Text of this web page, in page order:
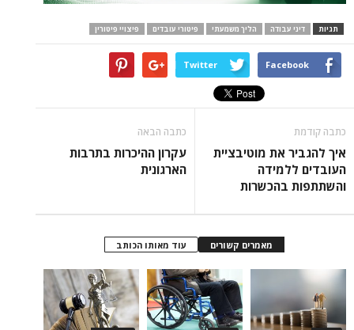
תגיות דיני עבודה הליך משמעתי פיטורי עובדים פיצויי פיטורין
Facebook
Twitter
כתבה קודמת
איך להגביר את מוטיבציית
העובדים ללמידה
והשתתפות בהכשרות
כתבה הבאה
עקרון ההיכרות בתרבות
הארגונית
מאמרים קשורים עוד מאותו הכותב